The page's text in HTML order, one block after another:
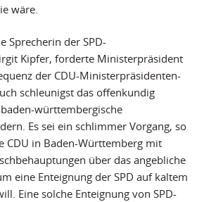
wäre.
Sprecherin der SPD-
Kipfer, forderte Ministerpräsident
der CDU-Ministerpräsidenten-
schleunigst das offenkundig
württembergische
Es sei ein schlimmer Vorgang, so
CDU in Baden-Württemberg mit
über das angebliche
eine Enteignung der SPD auf kaltem
Eine solche Enteignung von SPD-